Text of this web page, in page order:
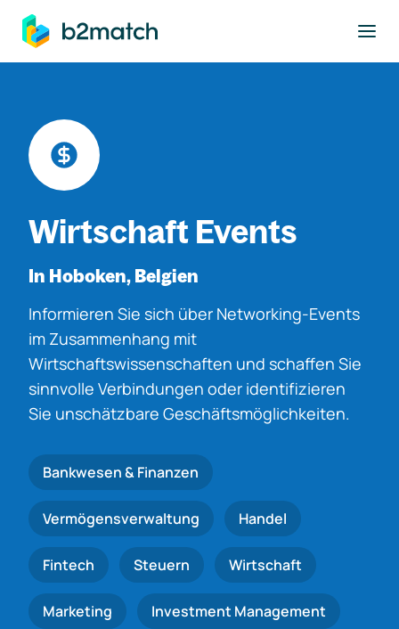
springen
Wirtschaft Events
In Hoboken, Belgien
Informieren Sie sich über Networking-Events
im Zusammenhang mit
Wirtschaftswissenschaften und schaffen Sie
sinnvolle Verbindungen oder identifizieren
Sie unschätzbare Geschäftsmöglichkeiten.
Bankwesen & Finanzen
Vermögensverwaltung Handel
Fintech Steuern Wirtschaft
Marketing Investment Management